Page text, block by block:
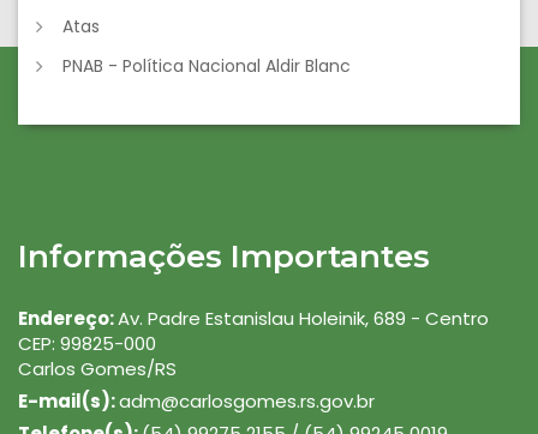
Atas
PNAB - Política Nacional Aldir Blanc
Informações Importantes
Endereço:Av. Padre Estanislau Holeinik, 689 - Centro
CEP: 99825-000
Carlos Gomes/RS
E-mail(s):adm@carlosgomes.rs.gov.br